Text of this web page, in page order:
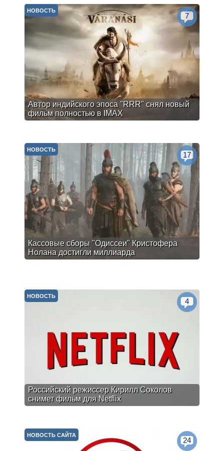
Автор индийского эпоса "RRR" снял новый
фильм полностью в IMAX
НОВОСТЬ
7
Кассовые сборы "Одиссеи" Кристофера
Нолана достигли миллиарда
НОВОСТЬ
17
Российский режиссер Кирилл Соколов
снимет фильм для Netflix
НОВОСТЬ
4
НОВОСТЬ САЙТА
24